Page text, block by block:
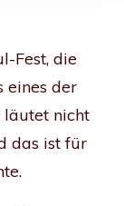
Fest, die
eines der
läutet nicht
das ist für